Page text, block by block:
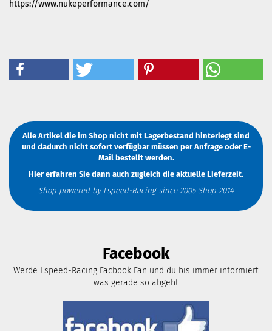
https://www.nukeperformance.com/
Alle Artikel die im Shop nicht mit Lagerbestand hinterlegt sind
und dadurch nicht sofort verfügbar müssen per AnfrageoderE-
Mailbestellt werden.
Hier erfahren Sie dann auch zugleich die aktuelle Lieferzeit.
Shop powered by Lspeed-Racing since 2005 Shop 2014
Facebook
Werde Lspeed-Racing Facbook Fan und du bis immer informiert
was gerade so abgeht